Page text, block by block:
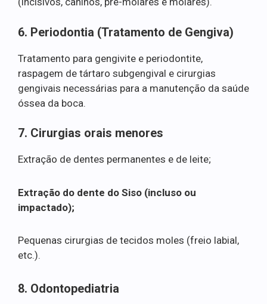
6. Periodontia (Tratamento de Gengiva)
Tratamento para gengivite e periodontite,
raspagem de tártaro subgengival e cirurgias
gengivais necessárias para a manutenção da saúde
óssea da boca.
7. Cirurgias orais menores
Extração de dentes permanentes e de leite;
Extração do dente do Siso (incluso ou
impactado);
Pequenas cirurgias de tecidos moles (freio labial,
etc.).
8. Odontopediatria